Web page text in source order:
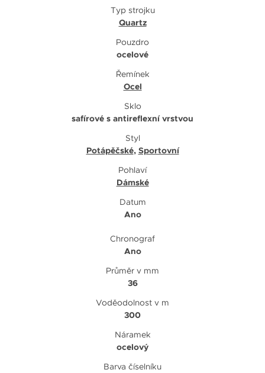
Typ strojku
Quartz
Pouzdro
ocelové
Řemínek
Ocel
Sklo
safírové s antireflexní vrstvou
Styl
Potápěčské, Sportovní
Pohlaví
Dámské
Datum
Ano
Chronograf
Ano
Průměr v mm
36
Voděodolnost v m
300
Náramek
ocelový
Barva číselníku